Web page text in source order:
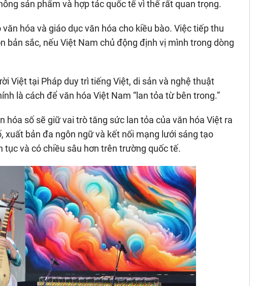
sản phẩm và hợp tác quốc tế vì thế rất quan trọng.
hóa và giáo dục văn hóa cho kiều bào. Việc tiếp thu
bản sắc, nếu Việt Nam chủ động định vị mình trong dòng
Việt tại Pháp duy trì tiếng Việt, di sản và nghệ thuật
là cách để văn hóa Việt Nam “lan tỏa từ bên trong.”
hóa số sẽ giữ vai trò tăng sức lan tỏa của văn hóa Việt ra
xuất bản đa ngôn ngữ và kết nối mạng lưới sáng tạo
và có chiều sâu hơn trên trường quốc tế.